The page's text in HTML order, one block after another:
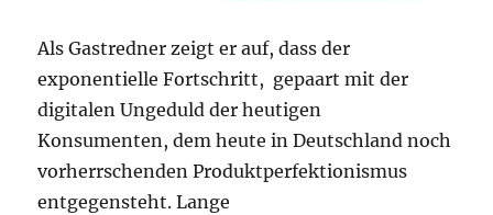
Als Gastredner zeigt er auf, dass der
exponentielle Fortschritt, gepaart mit der
digitalen Ungeduld der heutigen
Konsumenten, dem heute in Deutschland noch
vorherrschenden Produktperfektionismus
entgegensteht. Lange